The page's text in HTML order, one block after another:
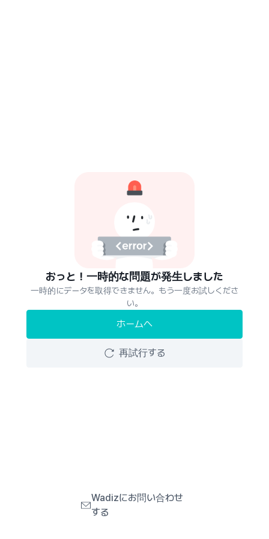
おっと！一時的な問題が発生しました
一時的にデータを取得できません。もう一度お試しくださ
い。
ホームへ
再試行する
Wadizにお問い合わせ
する